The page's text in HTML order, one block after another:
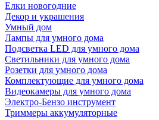
Елки новогодние
Декор и украшения
Умный дом
Лампы для умного дома
Подсветка LED для умного дома
Светильники для умного дома
Розетки для умного дома
Комплектующие для умного дома
Видеокамеры для умного дома
Электро-Бензо инструмент
Триммеры аккумуляторные